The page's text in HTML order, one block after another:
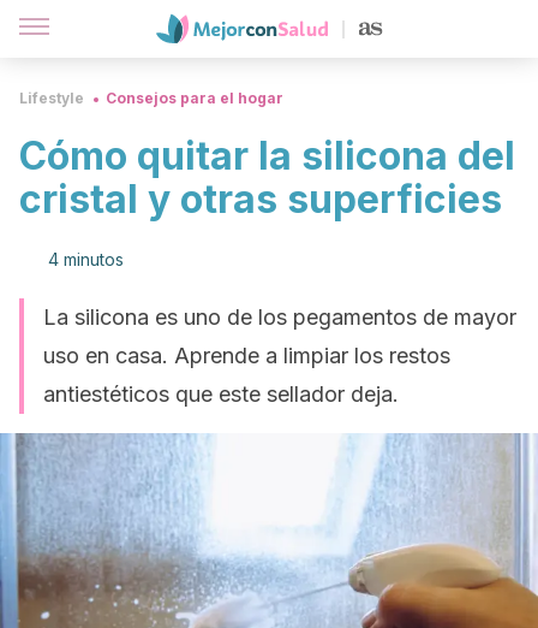
Lifestyle Consejos para el hogar
Cómo quitar la silicona del
cristal y otras superficies
4 minutos
La silicona es uno de los pegamentos de mayor
uso en casa. Aprende a limpiar los restos
antiestéticos que este sellador deja.